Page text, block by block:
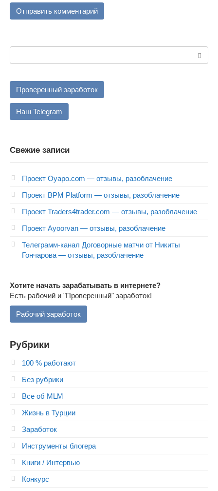
Проверенный заработок
Наш Telegram
Свежие записи
Проект Oyapo.com — отзывы, разоблачение
Проект BPM Platform — отзывы, разоблачение
Проект Traders4trader.com — отзывы, разоблачение
Проект Ayoorvan — отзывы, разоблачение
Телеграмм-канал Договорные матчи от Никиты
Гончарова — отзывы, разоблачение
Хотите начать зарабатывать в интернете?
Есть рабочий и "Проверенный" заработок!
Рабочий заработок
Рубрики
100 % работают
Без рубрики
Все об MLM
Жизнь в Турции
Заработок
Инструменты блогера
Книги / Интервью
Конкурс